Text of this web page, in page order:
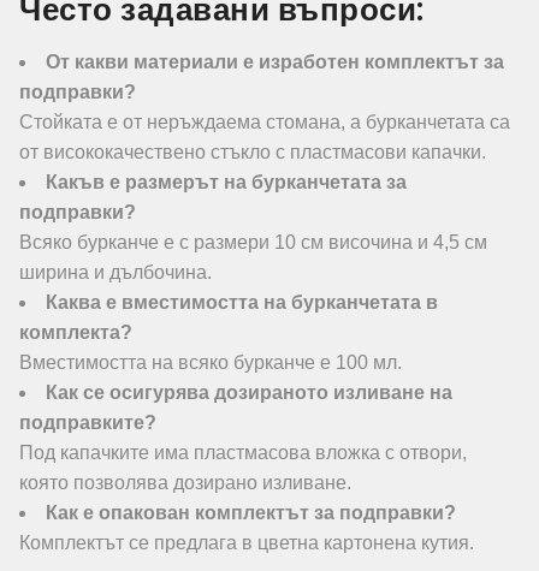
Често задавани въпроси:
От какви материали е изработен комплектът за
подправки?
Стойката е от неръждаема стомана, а бурканчетата са
от висококачествено стъкло с пластмасови капачки.
Какъв е размерът на бурканчетата за
подправки?
Всяко бурканче е с размери 10 см височина и 4,5 см
ширина и дълбочина.
Каква е вместимостта на бурканчетата в
комплекта?
Вместимостта на всяко бурканче е 100 мл.
Как се осигурява дозираното изливане на
подправките?
Под капачките има пластмасова вложка с отвори,
която позволява дозирано изливане.
Как е опакован комплектът за подправки?
Комплектът се предлага в цветна картонена кутия.